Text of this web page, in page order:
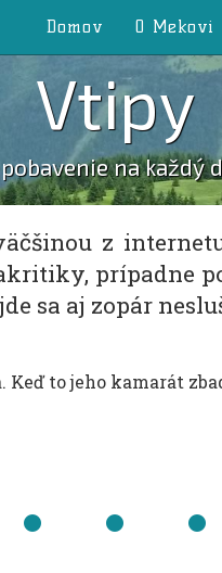
Domov O Mekovi
Vtipy
pobavenie na každý
z
prípadne
sa aj zopár
to jeho kamarát